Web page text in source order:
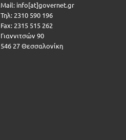
Mail: info[at]governet.gr
Τηλ: 2310 590 196
Fax: 2315 515 262
Γιαννιτσών 90
546 27 Θεσσαλονίκη